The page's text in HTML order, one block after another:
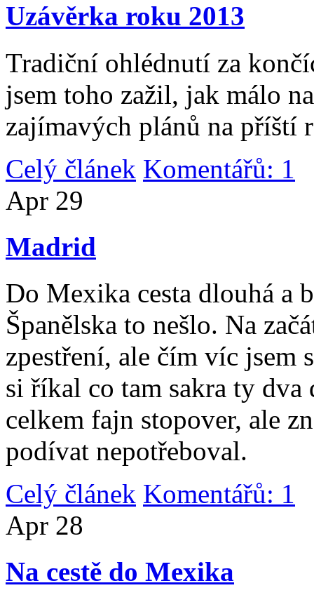
Uzávěrka roku 2013
Tradiční ohlédnutí za
jsem toho zažil, jak málo
zajímavých plánů na příští
Celý článek Komentářů: 1
Apr 29
Madrid
Do Mexika cesta dlouhá a
Španělska to nešlo. Na
zpestření, ale čím víc jsem
si říkal co tam sakra ty
celkem fajn stopover, ale
podívat nepotřeboval.
Celý článek Komentářů: 1
Apr 28
Na cestě do Mexika